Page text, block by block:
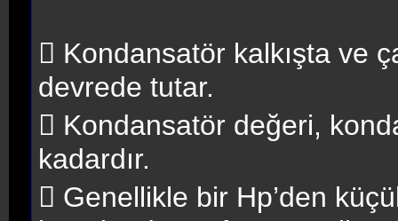
 Kondansatör kalkışta ve
devrede tutar.
 Kondansatör değeri,
kadardır.
 Genellikle bir Hp’den